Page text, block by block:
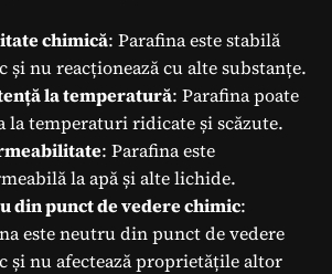
chimică: Parafina este stabilă
și nu reacționează cu alte substanțe.
la temperatură: Parafina poate
la temperaturi ridicate și scăzute.
: Parafina este
la apă și alte lichide.
din punct de vedere chimic:
este neutru din punct de vedere
și nu afectează proprietățile altor